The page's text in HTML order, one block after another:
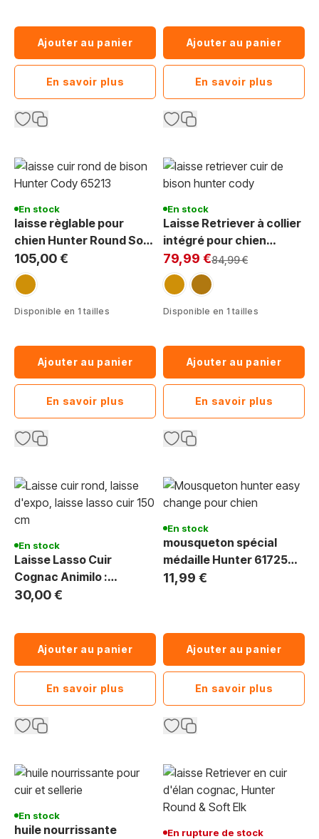
Ajouter au panier
En savoir plus
Ajouter au panier
En savoir plus
En stock
laisse règlable pour
chien Hunter Round Soft
Cody cuir rond
105,00 €
cognac
Disponible en 1 tailles
Ajouter au panier
En savoir plus
En stock
Laisse Retriever à collier
intégré pour chien
Hunter Round Soft Cody
cuir
Exclu Web:
79,99 €Prix normal
84,99 €
cognacmarron-cognac
Disponible en 1 tailles
Ajouter au panier
En savoir plus
En stock
Laisse Lasso Cuir
Cognac Animilo :
Élégance et Robustesse
30,00 €
Ajouter au panier
En savoir plus
En stock
mousqueton spécial
médaille Hunter 61725
Easy Change
11,99 €
Ajouter au panier
En savoir plus
En stock
huile nourrissante
En rupture de stock